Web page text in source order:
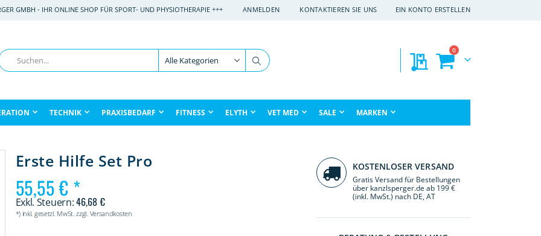
GMBH - IHR ONLINE SHOP FÜR SPORT- UND PHYSIOTHERAPIE +++ ANMELDEN KONTAKTIEREN SIE UNS EIN KONTO ERSTELLEN
Warenkorb
0Artikel
Meine Preisanfragen
Suche
TECHNIK PRAXISBEDARF FITNESS ELYTH VET MED SALE MARKEN
Erste Hilfe Set Pro
55,55 €
46,68 €
*) inkl. gesetzl. MwSt. zzgl. Versandkosten
KOSTENLOSER VERSAND
Gratis Versand für Bestellungen
über kanzlsperger.de ab 199 €
(inkl. MwSt.) nach DE, AT